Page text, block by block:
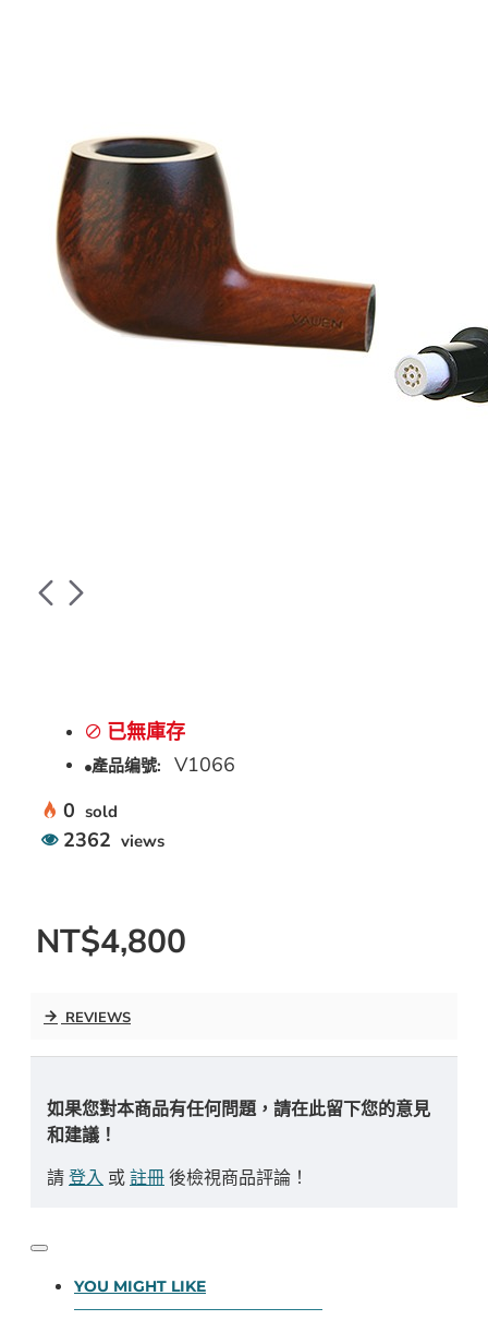
已無庫存
產品编號:
V1066
0 sold
2362 views
NT$4,800
REVIEWS
如果您對本商品有任何問題，請在此留下您的意見
和建議！
請登入 或註冊後檢視商品評論！
YOU MIGHT LIKE